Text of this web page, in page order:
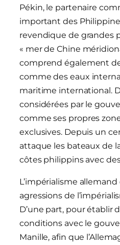
Pékin, le partenaire
important des
revendique de grandes
« mer de Chine
comprend également
comme des eaux
maritime international.
considérées par le
comme ses propres
exclusives. Depuis un
attaque les bateaux de
côtes philippins avec
L’impérialisme
agressions de
D’une part, pour établir
conditions avec le
Manille, afin que